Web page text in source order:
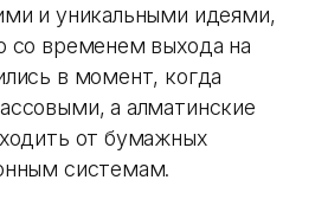
и уникальными идеями,
со временем выхода на
в момент, когда
а алматинские
от бумажных
системам.